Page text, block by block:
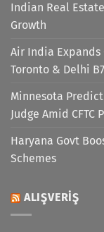
Indian Real
Growth
Air India Expands
Toronto & Delhi
Minnesota
Judge Amid
Haryana Govt
Schemes
ALIŞVERIŞ